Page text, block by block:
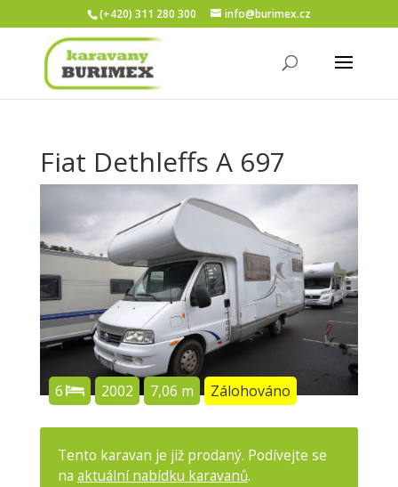
(+420) 311 280 300 info@burimex.cz
Fiat Dethleffs A 697
6 2002 7,06 m Zálohováno
Tento karavan je již prodaný. Podívejte se
na aktuální nabídku karavanů.